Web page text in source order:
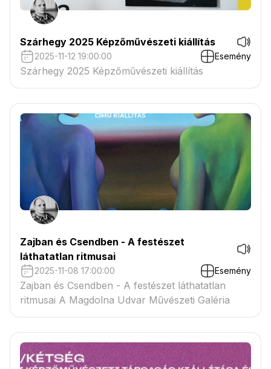
Szárhegy 2025 Képzőművészeti kiállítás
2025-11-12 19:00:00 Esemény
Szárhegy 2025 Képzőművészeti kiállítás
Zajban és Csendben - A festészet
láthatatlan ritmusai
2025-11-08 17:00:00 Esemény
Zajban és Csendben - A festészet láthatatlan
ritmusai A Magdolna Udvar Művészeti Galéria